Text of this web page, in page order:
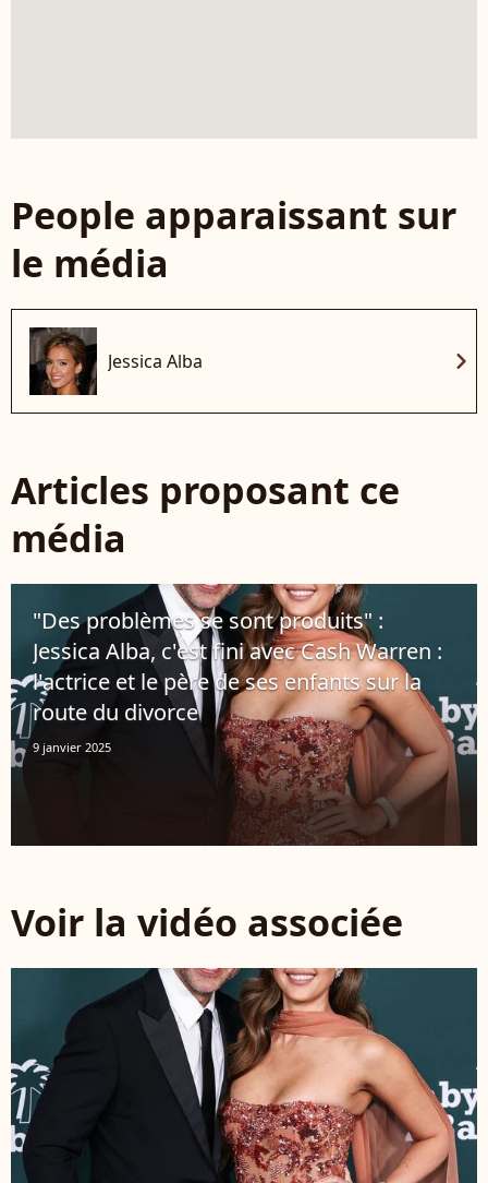
People apparaissant sur
le média
Jessica Alba chevron_right
Articles proposant ce
média
"Des problèmes se sont produits" :
Jessica Alba, c'est fini avec Cash Warren :
l'actrice et le père de ses enfants sur la
route du divorce
9 janvier 2025
Voir la vidéo associée